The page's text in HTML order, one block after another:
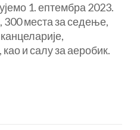
1. ептембра 2023.
места за седење,
и салу за аеробик.